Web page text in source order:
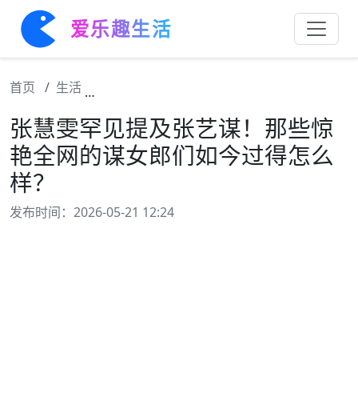
爱乐趣生活
首页 生活
张慧雯罕见提及张艺谋！那些惊
艳全网的谋女郎们如今过得怎么
样？
发布时间：2026-05-21 12:24